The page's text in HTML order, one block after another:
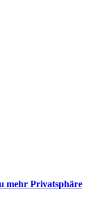
mehr Privatsphäre